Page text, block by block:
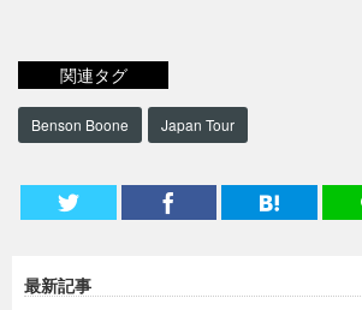
関連タグ
Benson Boone Japan Tour
最新記事